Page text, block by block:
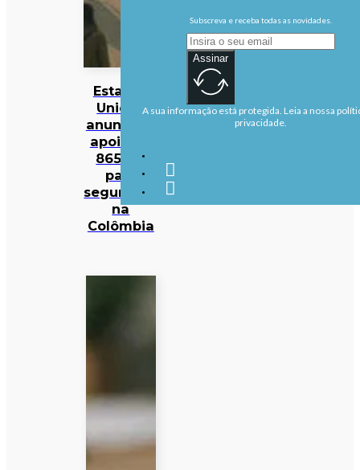
Estados
Unidos
anunciam
apoio de
865 ME
para
segurança
na
Colômbia
Subscreva e receba todas as novidades.
Assinar
A sua informação está protegida. Leia a nossa
privacidade.